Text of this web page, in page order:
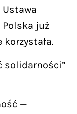
już
solidarności”
—